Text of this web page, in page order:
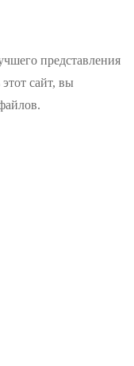
представления
сайт, вы